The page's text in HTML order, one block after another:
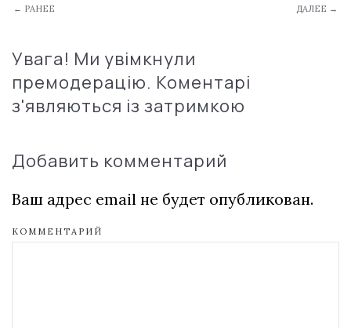
← РАНЕЕ ДАЛЕЕ →
Увага! Ми увімкнули
премодерацію. Коментарі
з'являються із затримкою
Добавить комментарий
Ваш адрес email не будет опубликован.
КОММЕНТАРИЙ